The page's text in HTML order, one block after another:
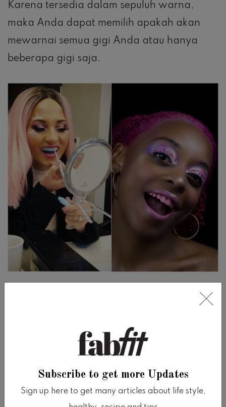
Karena tersedia dalam sepuluh warna,
maka Anda dapat memilih apakah akan
mewarnai semua gigi Anda atau hanya
beberapa gigi saja.
“Kita melihat ini menjadi hal yang biasa –
aksen busana sehari-hari di tempat kerja,”
kata David Silverstein, si pencipta merek.
Dia menambahkan, “Mungkin Anda bisa
Subscribe to get more Updates
Sign up here to get many articles about life style,